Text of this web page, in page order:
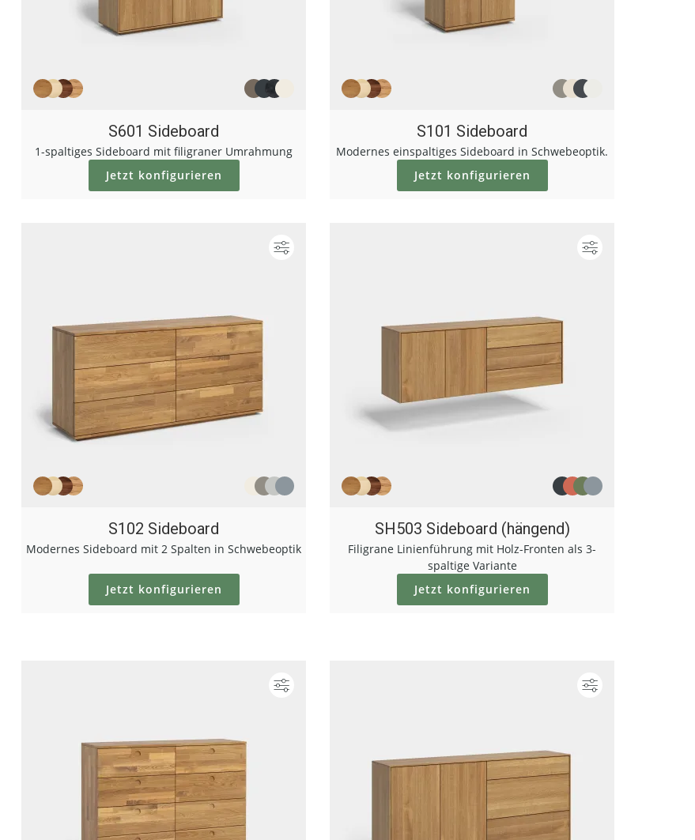
S601 Sideboard
1-spaltiges Sideboard mit filigraner Umrahmung
Jetzt konfigurieren
S101 Sideboard
Modernes einspaltiges Sideboard in Schwebeoptik.
Jetzt konfigurieren
S102 Sideboard
Modernes Sideboard mit 2 Spalten in Schwebeoptik
Jetzt konfigurieren
SH503 Sideboard (hängend)
Filigrane Linienführung mit Holz-Fronten als 3-
spaltige Variante
Jetzt konfigurieren